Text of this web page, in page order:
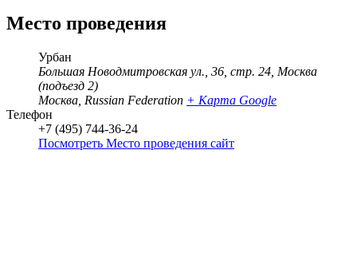
Место проведения
Урбан
Большая Новодмитровская ул., 36, стр. 24, Москва
(подъезд 2)
Москва Russian Federation + Карта Google
Телефон
+7 (495) 744-36-24
Посмотреть Место проведения сайт